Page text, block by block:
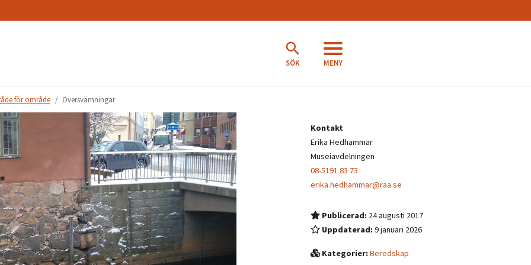
SÖK MENY
för område Översvämningar
Kontakt
Erika Hedhammar
Museiavdelningen
08-5191 83 73
erika.hedhammar@raa.se
Publicerad: 24 augusti 2017
Uppdaterad:9 januari 2026
Kategorier:Beredskap